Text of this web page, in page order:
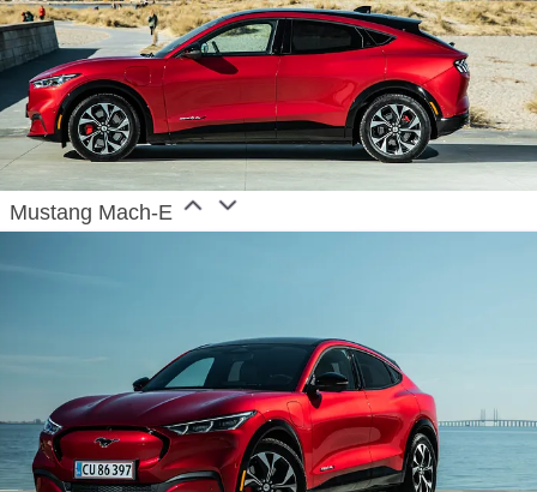
freedom of movement that goes hand-in-hand with
looking after the planet and each other. The
company’s Ford+ plan, with Model e, Ford Pro and
the Ford Blue business units is accelerating its
European transformation to an all-electric and
carbon neutral future by 2035. The company is
innovating with services to help people connect,
communities grow, and businesses thrive.
and servicing Ford vehicles in 50 individual
European markets,
operations also include the Ford
Mustang Mach-E